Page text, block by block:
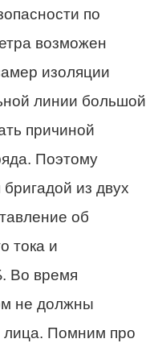
по
возможен
изоляции
линии большой
причиной
Поэтому
из двух
об
тока и
Во время
не должны
лица. Помним про